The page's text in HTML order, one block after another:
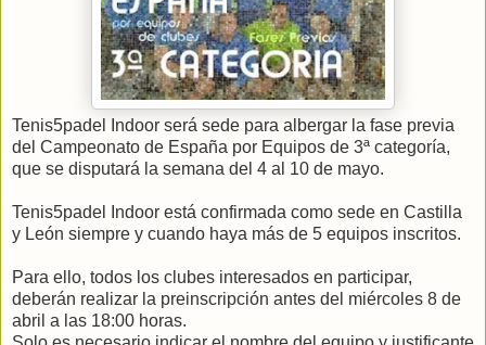
Tenis5padel Indoor será sede para albergar la fase previa
del Campeonato de España por Equipos de 3ª categoría,
que se disputará la semana del 4 al 10 de mayo.
Tenis5padel Indoor está confirmada como sede en Castilla
y León siempre y cuando haya más de 5 equipos inscritos.
Para ello, todos los clubes interesados en participar,
deberán realizar la preinscripción antes del miércoles 8 de
abril a las 18:00 horas.